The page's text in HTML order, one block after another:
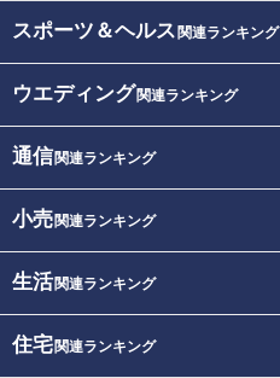
スポーツ＆ヘルス 関連ランキング
ウエディング関連ランキング
通信関連ランキング
小売関連ランキング
生活関連ランキング
住宅関連ランキング